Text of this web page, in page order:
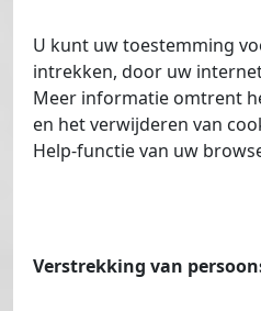
U kunt uw toestemming
intrekken, door uw
Meer informatie omtrent
en het verwijderen van
Help-functie van uw
Verstrekking van